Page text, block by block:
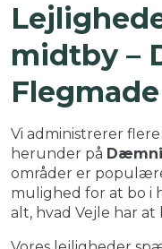
midtby –
Flegmade
Vi administrerer
herunder på
områder er
mulighed for at bo i
alt, hvad Vejle har at